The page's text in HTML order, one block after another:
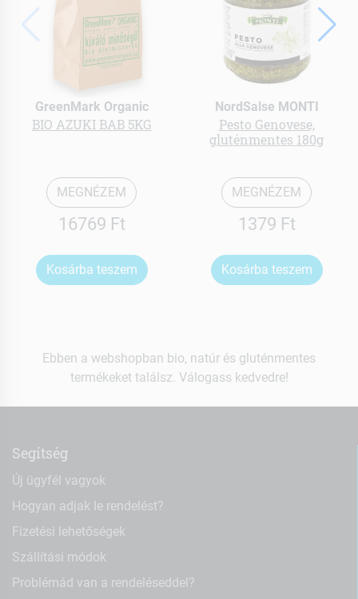
GreenMark Organic
BIO AZUKI BAB 5KG
MEGNÉZEM
16769 Ft
Kosárba teszem
NordSalse MONTI
Pesto Genovese,
gluténmentes 180g
MEGNÉZEM
1379 Ft
Kosárba teszem
Ebben a webshopban bio, natúr és gluténmentes
termékeket találsz. Válogass kedvedre!
Segítség
Új ügyfél vagyok
Hogyan adjak le rendelést?
Fizetési lehetőségek
Szállítási módok
Problémád van a rendeléseddel?